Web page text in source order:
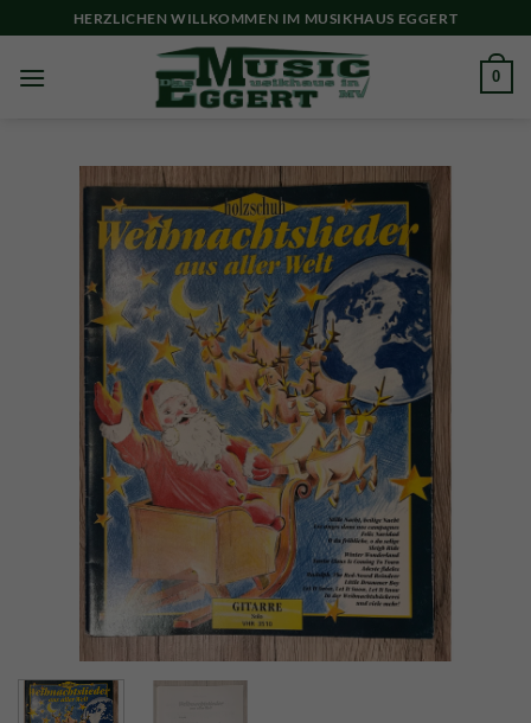
to
content
HERZLICHEN WILLKOMMEN IM MUSIKHAUS EGGERT
0